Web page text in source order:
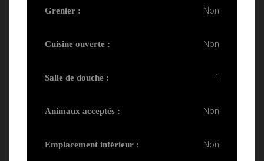
Grenier : Non
Cuisine ouverte : Non
Salle de douche : 1
Animaux acceptés : Non
Emplacement intérieur : Non